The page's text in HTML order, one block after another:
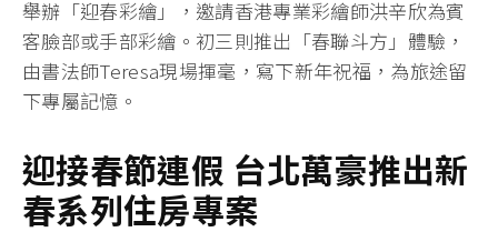
舉辦「迎春彩繪」，邀請香港專業彩繪師洪辛欣為賓
客臉部或手部彩繪。初三則推出「春聯斗方」體驗，
由書法師Teresa現場揮毫，寫下新年祝福，為旅途留
下專屬記憶。
迎接春節連假 台北萬豪推出新
春系列住房專案